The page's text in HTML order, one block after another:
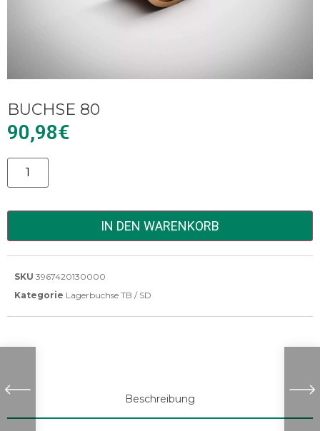
BUCHSE 80
90,98€
Alternative:
IN DEN WARENKORB
SKU 3967420130000
Kategorie Lagerbuchse TB / SD
Beschreibung